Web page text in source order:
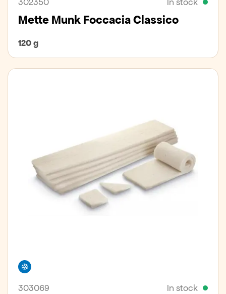
Mette Munk Foccacia Classico
120 g
303069 In stock